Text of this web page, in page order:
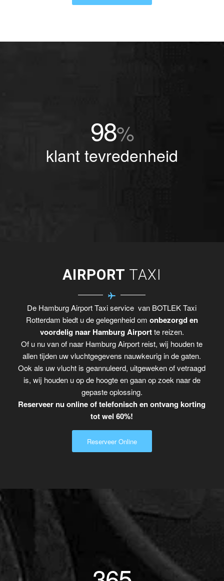
98%
klant tevredenheid
AIRPORT TAXI
De Hamburg Airport Taxi service van BOTLEK Taxi
Rotterdam biedt u de gelegenheid om onbezorgd en
voordelig naar Hamburg Airportte reizen.
Of u nu van of naar Hamburg Airport reist, wij houden te
allen tijden uw vluchtgegevens nauwkeurig in de gaten.
Ook als uw vlucht is geannuleerd, uitgeweken of vetraagd
is, wij houden u op de hoogte en gaan op zoek naar de
gepaste oplossing.
Reserveer nu online of telefonisch en ontvang korting
tot wel 60%!
Reserveer Online